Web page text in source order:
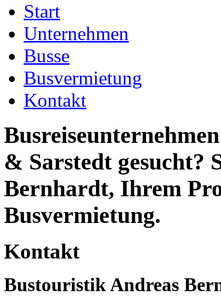
Start
Unternehmen
Busse
Busvermietung
Kontakt
& Sarstedt gesucht?
Bernhardt, Ihrem
Busvermietung.
Kontakt
Bustouristik Andreas